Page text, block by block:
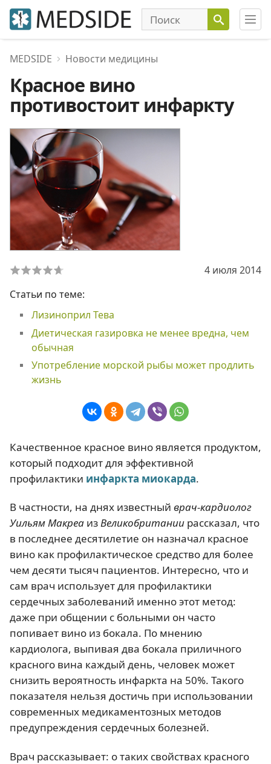
MEDSIDE Новости медицины
Красное вино
противостоит инфаркту
4 июля 2014
Статьи по теме:
Лизиноприл Тева
Диетическая газировка не менее вредна, чем
обычная
Употребление морской рыбы может продлить
жизнь
Качественное красное вино является продуктом,
который подходит для эффективной
профилактики инфаркта миокарда.
В частности, на днях известный врач-кардиолог
Уильям Макреа изВеликобритании рассказал, что
в последнее десятилетие он назначал красное
вино как профилактическое средство для более
чем десяти тысяч пациентов. Интересно, что и
сам врач использует для профилактики
сердечных заболеваний именно этот метод:
даже при общении с больными он часто
попивает вино из бокала. По мнению
кардиолога, выпивая два бокала приличного
красного вина каждый день, человек может
снизить вероятность инфаркта на 50%. Такого
показателя нельзя достичь при использовании
современных медикаментозных методов
предупреждения сердечных болезней.
Врач рассказывает: о таких свойствах красного